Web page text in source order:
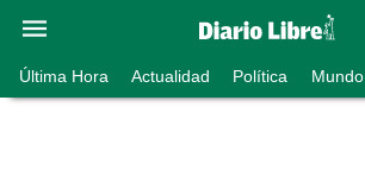
Última Hora Actualidad Política Mundo